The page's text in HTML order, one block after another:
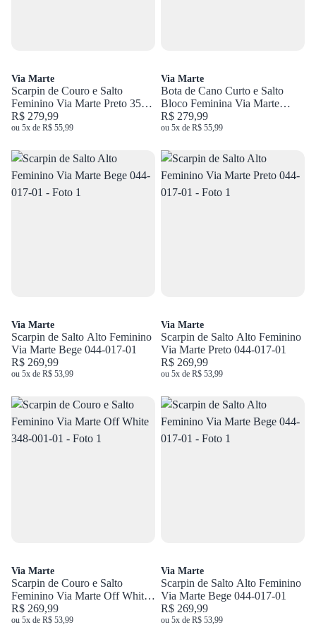
Via Marte
Scarpin de Couro e Salto
Feminino Via Marte Preto 350-
002-01
R$ 279,99
ou 5x de R$ 55,99
Via Marte
Bota de Cano Curto e Salto
Bloco Feminina Via Marte
Preto 343-009-02
R$ 279,99
ou 5x de R$ 55,99
Via Marte
Scarpin de Salto Alto Feminino
Via Marte Bege 044-017-01
R$ 269,99
ou 5x de R$ 53,99
Via Marte
Scarpin de Salto Alto Feminino
Via Marte Preto 044-017-01
R$ 269,99
ou 5x de R$ 53,99
Via Marte
Scarpin de Couro e Salto
Feminino Via Marte Off White
348-001-01
R$ 269,99
ou 5x de R$ 53,99
Via Marte
Scarpin de Salto Alto Feminino
Via Marte Bege 044-017-01
R$ 269,99
ou 5x de R$ 53,99